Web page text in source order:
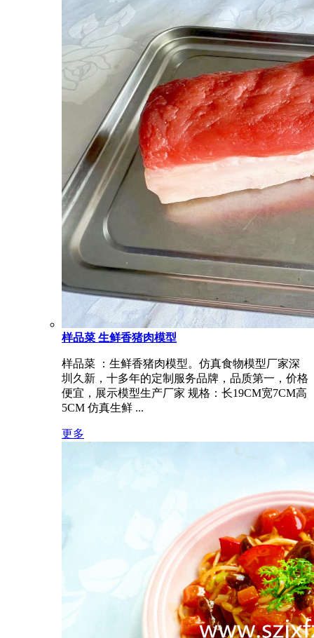
样品菜 生鲜香猪肉模型
样品菜 ：生鲜香猪肉模型。仿真食物模型厂家深
圳久新，十多年的定制服务品牌，品质第一，价格
便宜，展示模型生产厂家 规格：长19CM宽7CM高
5CM 仿真生鲜 ...
更多